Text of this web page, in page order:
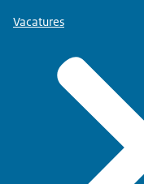
Vacatures